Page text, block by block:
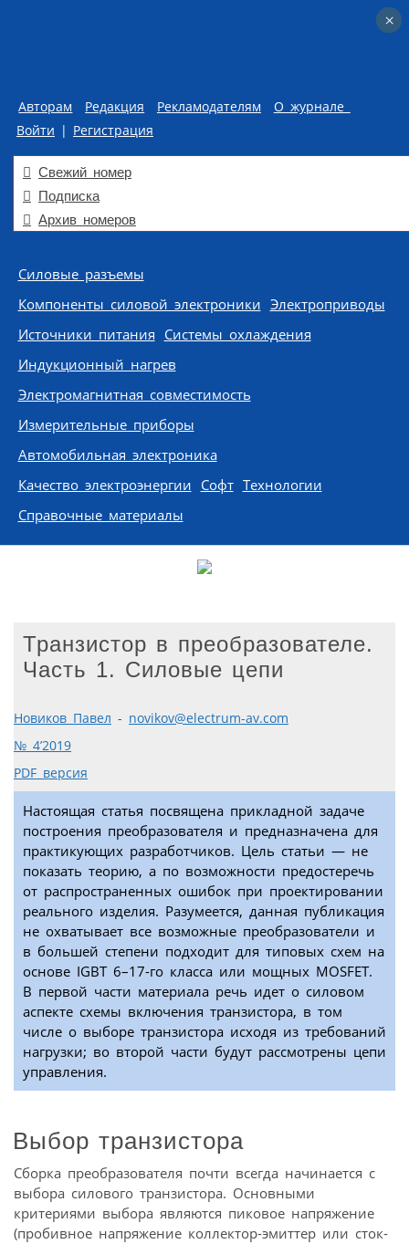
Авторам Редакция Рекламодателям
О журнале
Войти | Регистрация
Свежий номер
Подписка
Архив номеров
Skip to content
Силовые разъемы
Компоненты силовой электроники Электроприводы
Источники питания Системы охлаждения
Индукционный нагрев
Электромагнитная совместимость
Измерительные приборы
Автомобильная электроника
Качество электроэнергии Софт Технологии
Справочные материалы
Транзистор в преобразователе.
Часть 1. Силовые цепи
Новиков Павел - novikov@electrum-av.com
№ 4’2019
PDF версия
Настоящая статья посвящена прикладной задаче
построения преобразователя и предназначена для
практикующих разработчиков. Цель статьи — не
показать теорию, а по возможности предостеречь
от распространенных ошибок при проектировании
реального изделия. Разумеется, данная публикация
не охватывает все возможные преобразователи и
в большей степени подходит для типовых схем на
основе IGBT 6–17-го класса или мощных MOSFET.
В первой части материала речь идет о силовом
аспекте схемы включения транзистора, в том
числе о выборе транзистора исходя из требований
нагрузки; во второй части будут рассмотрены цепи
управления.
Выбор транзистора
Сборка преобразователя почти всегда начинается с
выбора силового транзистора. Основными
критериями выбора являются пиковое напряжение
(пробивное напряжение коллектор-эмиттер или сток-
×
×